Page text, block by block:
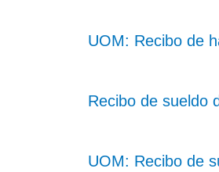
UOM: Recibo de
Recibo de sueldo
UOM: Recibo de